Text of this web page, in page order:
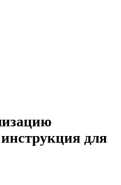
для